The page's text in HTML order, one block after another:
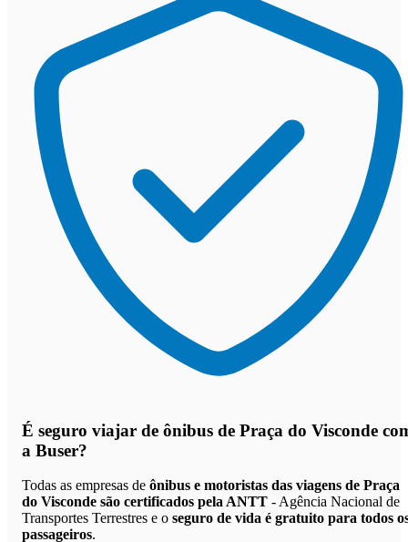
É seguro viajar de ônibus de Praça do Visconde
a Buser?
Todas as empresas de ônibus e motoristas das viagens de Praça
do Visconde são certificados pela ANTT - Agência Nacional de
Transportes Terrestres e o seguro de vida é gratuito para todos
passageiros.